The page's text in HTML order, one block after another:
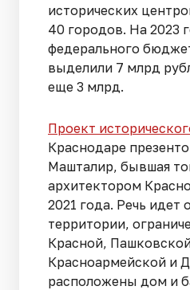
исторических
40 городов. На 2023
федерального
выделили 7 млрд
еще 3 млрд.
Проект
Краснодаре
Машталир, бывшая
архитектором
2021 года. Речь идет
территории,
Красной,
Красноармейской и
расположены дом и